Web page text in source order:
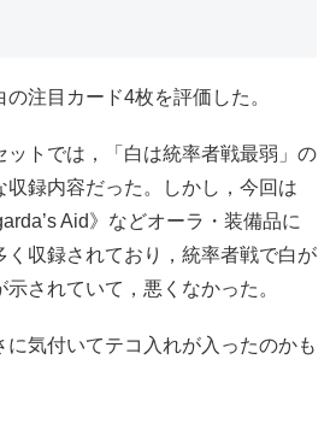
注目カード4枚を評価した。
ットでは，「白は統率者戦最弱」の
収録内容だった。しかし，今回は
Aid》などオーラ・装備品に
く収録されており，統率者戦で白が
されていて，悪くなかった。
気付いてテコ入れが入ったのかも